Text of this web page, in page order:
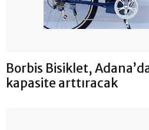
Borbis Bisiklet,
kapasite arttıracak